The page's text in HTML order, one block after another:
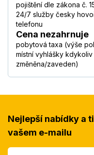
pojištění dle zákona č.
24/7 služby česky
telefonu
Cena nezahrnuje
pobytová taxa (výše
místní vyhlášky
změněna/zaveden)
Nejlepší nabídky a
vašem e-mailu